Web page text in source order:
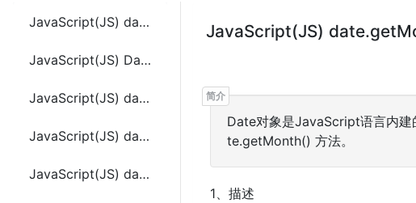
JavaScript(JS) date.constructor
JavaScript(JS) Date()
JavaScript(JS) date.getDate()
JavaScript(JS) date.getDay()
JavaScript(JS) date.getFullYear()
JavaScript(JS)
Date对象是JavaScript语言内
te.getMonth() 方法。
1、描述